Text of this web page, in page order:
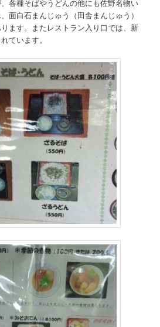
各種そばやうどんの他にも佐野名物い
面白石まんじゅう（田舎まんじゅう）
ます。またレストラン入り口では、新
ています。